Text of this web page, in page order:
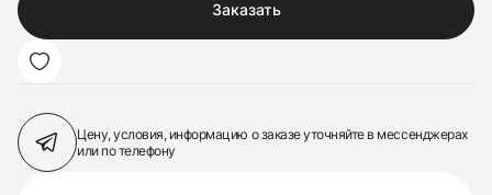
Заказать
Цену, условия, информацию о заказеуточняйте в мессенджерах
или по телефону